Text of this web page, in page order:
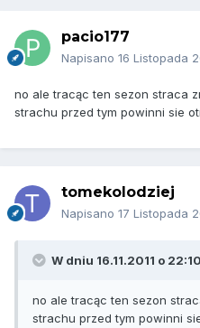
pacio177
Napisano 16 Listopada
no ale tracąc ten sezon straca
strachu przed tym powinni sie
tomekolodziej
Napisano 17 Listopada
W dniu 16.11.2011 o
no ale tracąc ten sezon
strachu przed tym powinni